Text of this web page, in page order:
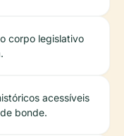
corpo legislativo
acessíveis
bonde.